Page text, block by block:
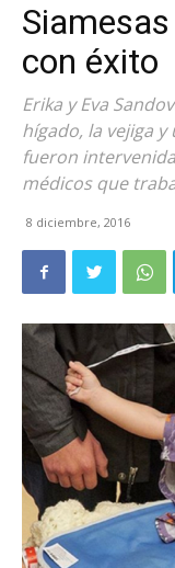
con éxito
Erika y Eva
hígado, la vejiga
fueron
médicos que
8 diciembre, 2016